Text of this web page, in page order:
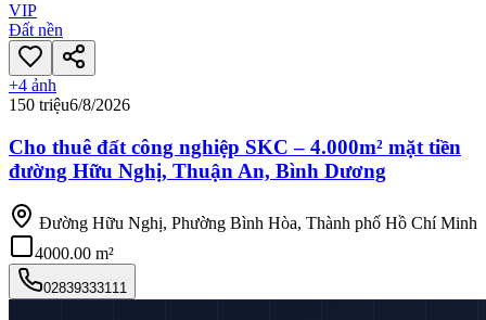
VIP
Đất nền
+4 ảnh
150 triệu6/8/2026
Cho thuê đất công nghiệp SKC – 4.000m² mặt tiền
đường Hữu Nghị, Thuận An, Bình Dương
Đường Hữu Nghị, Phường Bình Hòa, Thành phố Hồ Chí Minh
4000.00 m²
02839333111